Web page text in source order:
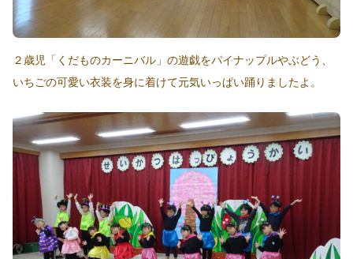
２歳児「くだものカーニバル」の遊戯をパイナップルやぶどう、
いちごの可愛い衣装を身に着けて元気いっぱい踊りましたよ。